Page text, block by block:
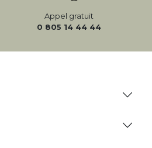
Appel gratuit
0 805 14 44 44